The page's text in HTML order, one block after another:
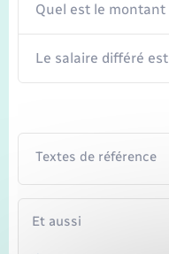
Quel est le
Le salaire différé
Textes de référence
Et aussi